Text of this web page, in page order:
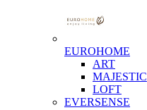
EUROHOME
ART
MAJESTIC
LOFT
EVERSENSE